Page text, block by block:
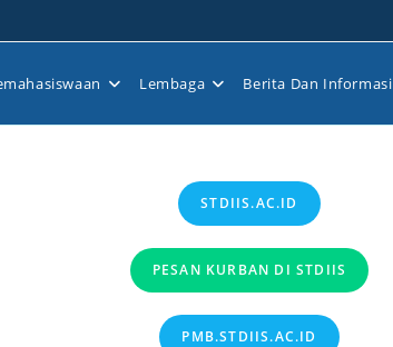
Lembaga Berita Dan Informasi
STDIIS.AC.ID
PESAN KURBAN DI STDIIS
PMB.STDIIS.AC.ID